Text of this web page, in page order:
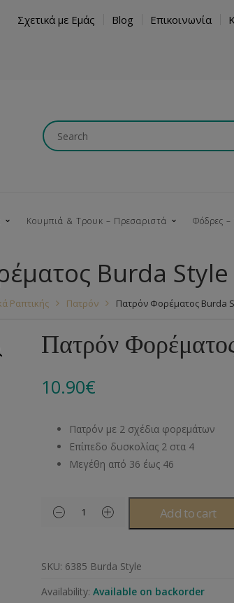
Σχετικά με Εμάς Blog Επικοινωνία
Εξαρτήματα
Νήματα
Αξεσουάρ
Κρόσια
Φυτίλια- Κορδόνια
Διάφορες Τρέσες
Κουμπιά & Τρουκ – Πρεσαριστά
Ξύλινα
Πουκαμίσου
Στρας
Μοντγκόμερι
Άλλα Υλικά
Φόδρες
Burda Style
Ραπτικής Πατρόν Πατρόν Φορέματος Burda
Πατρόν
10.90€
Πατρόν με 2 σχέδια φορεμάτων
Επίπεδο δυσκολίας 2 στα 4
Μεγέθη από 36 έως 46
Add to cart
SKU: 6385 Burda Style
Availability: Available on backorder